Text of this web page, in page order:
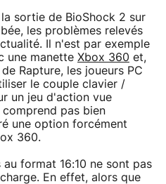
sortie de BioShock 2 sur
les problèmes relevés
Il n'est par exemple
une manette Xbox 360 et,
Rapture, les joueurs PC
le couple clavier /
un jeu d'action vue
pas bien
une option forcément
360.
format 16:10 ne sont pas
En effet, alors que